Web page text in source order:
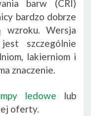
barw (CRI)
bardzo dobrze
Wersja
szczególnie
lakierniom i
znaczenie.
ledowe lub
oferty.